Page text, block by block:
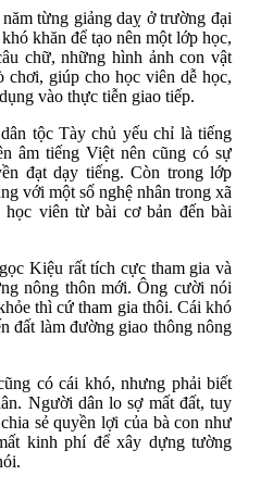
từng giảng daỵ ở trường đại
khăn để tạo nên một lớp học,
chữ, những hình ảnh con vật
chơi, giúp cho học viên dễ học,
vào thực tiễn giao tiếp.
tộc Tày chủ yếu chỉ là tiếng
âm tiếng Việt nên cũng có sự
đạt dạy tiếng. Còn trong lớp
với một số nghệ nhân trong xã
viên từ bài cơ bản đến bài
Kiệu rất tích cực tham gia và
nông thôn mới. Ông cười nói
thì cứ tham gia thôi. Cái khó
đất làm đường giao thông nông
có cái khó, nhưng phải biết
Người dân lo sợ mất đất, tuy
sẻ quyền lợi của bà con như
kinh phí để xây dựng tường